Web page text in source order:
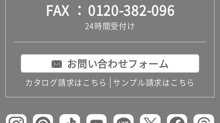
FAX 0120-382-096
24時間受付け
お問い合わせフォーム
カタログ請求はこちら サンプル請求はこちら